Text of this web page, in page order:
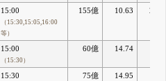
15:00
（15:30,15:05,16:00
等）
155億 10.63
15:00
（15:30）
60億 14.74
15:30 75億 14.95